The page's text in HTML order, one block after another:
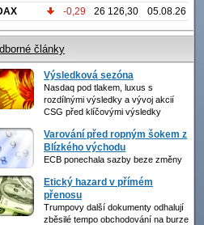
-0,29 26 126,30 05.08.26
články
Výsledková sezóna
Nasdaq pod tlakem, luxus s
rozdílnými výsledky a vývoj akcií
CSG před klíčovými výsledky
Varování před ropným šokem z
Blízkého východu
ECB ponechala sazby beze změny
Etický hazard v přímém
přenosu
Trumpovy další dokumenty odhalují
zběsilé tempo obchodování na burze